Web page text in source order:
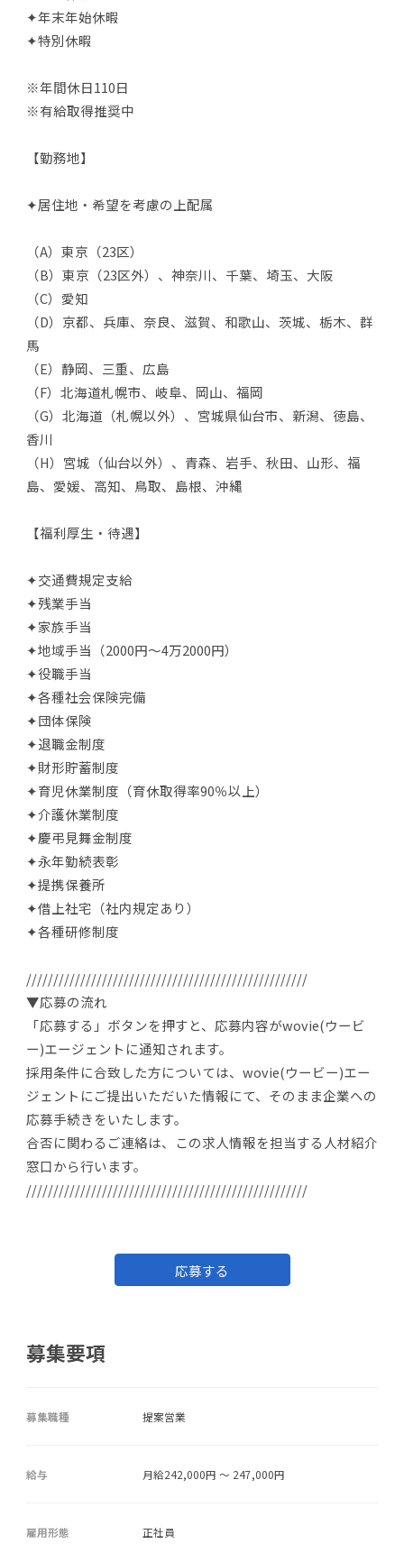
✦年末年始休暇
✦特別休暇
※年間休日110日
※有給取得推奨中
【勤務地】
✦居住地・希望を考慮の上配属
（A）東京（23区）
（B）東京（23区外）、神奈川、千葉、埼玉、大阪
（C）愛知
（D）京都、兵庫、奈良、滋賀、和歌山、茨城、栃木、群
馬
（E）静岡、三重、広島
（F）北海道札幌市、岐阜、岡山、福岡
（G）北海道（札幌以外）、宮城県仙台市、新潟、徳島、
香川
（H）宮城（仙台以外）、青森、岩手、秋田、山形、福
島、愛媛、高知、鳥取、島根、沖縄
【福利厚生・待遇】
✦交通費規定支給
✦残業手当
✦家族手当
✦地域手当（2000円～4万2000円）
✦役職手当
✦各種社会保険完備
✦団体保険
✦退職金制度
✦財形貯蓄制度
✦育児休業制度（育休取得率90％以上）
✦介護休業制度
✦慶弔見舞金制度
✦永年勤続表彰
✦提携保養所
✦借上社宅（社内規定あり）
✦各種研修制度
////////////////////////////////////////////////////
▼応募の流れ
「応募する」ボタンを押すと、応募内容がwovie(ウービ
ー)エージェントに通知されます。
採用条件に合致した方については、wovie(ウービー)エー
ジェントにご提出いただいた情報にて、そのまま企業への
応募手続きをいたします。
合否に関わるご連絡は、この求人情報を担当する人材紹介
窓口から行います。
////////////////////////////////////////////////////
応募する
募集要項
募集職種 提案営業
給与 月給242,000円 ～ 247,000円
雇用形態 正社員